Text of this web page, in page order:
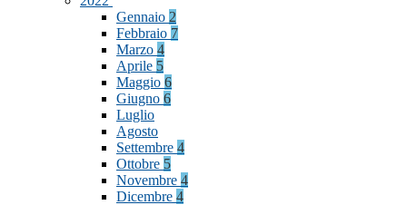
Gennaio 2
Febbraio 7
Marzo 4
Aprile 5
Maggio 6
Giugno 6
Luglio
Agosto
Settembre 4
Ottobre 5
Novembre 4
Dicembre 4